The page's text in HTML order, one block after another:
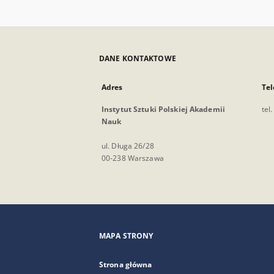
DANE KONTAKTOWE
Adres
Instytut Sztuki Polskiej Akademii
Nauk
ul. Długa 26/28
00-238 Warszawa
tel.
MAPA STRONY
Strona główna